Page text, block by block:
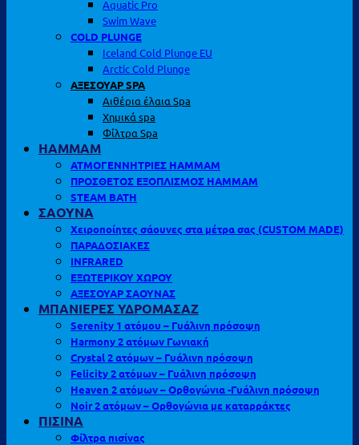
Aquatic Pro
Swim Wave
COLD PLUNGE
Iceland Cold Plunge EU
Arctic Cold Plunge
ΑΞΕΣΟΥΑΡ SPA
Αιθέρια έλαια Spa
Χημικά spa
Φίλτρα Spa
HAMMAM
ΑΤΜΟΓΕΝΝΗΤΡΙΕΣ HAMMAM
ΠΡΟΣΘΕΤΟΣ ΕΞΟΠΛΙΣΜΟΣ HAMMAM
STEAM BATH
ΣΑΟΥΝΑ
Χειροποίητες σάουνες στα μέτρα σας (CUSTOM MADE)
ΠΑΡΑΔΟΣΙΑΚΕΣ
INFRARED
ΕΞΩΤΕΡΙΚΟΥ ΧΩΡΟΥ
ΑΞΕΣΟΥΑΡ ΣΑΟΥΝΑΣ
ΜΠΑΝΙΕΡΕΣ ΥΔΡΟΜΑΣΑΖ
Serenity 1 ατόμου – Γυάλινη πρόσοψη
Harmony 2 ατόμων Γωνιακή
Crystal 2 ατόμων – Γυάλινη πρόσοψη
Felicity 2 ατόμων – Γυάλινη πρόσοψη
Heaven 2 ατόμων – Ορθογώνια -Γυάλινη πρόσοψη
Noir 2 ατόμων – Ορθογώνια με καταρράκτες
ΠΙΣΙΝΑ
Φίλτρα πισίνας